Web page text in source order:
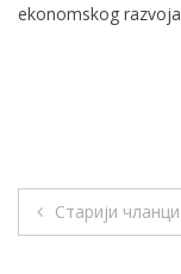
ekonomskog
Кретање
Старији чланци